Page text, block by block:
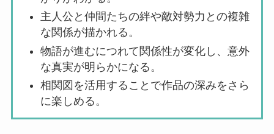
主人公と仲間たちの絆や敵対勢力との複雑
な関係が描かれる。
物語が進むにつれて関係性が変化し、意外
な真実が明らかになる。
相関図を活用することで作品の深みをさら
に楽しめる。